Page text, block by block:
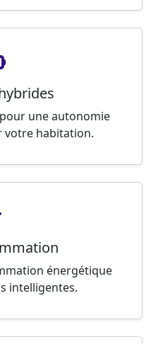
une autonomie
votre habitation.
énergétique
intelligentes.